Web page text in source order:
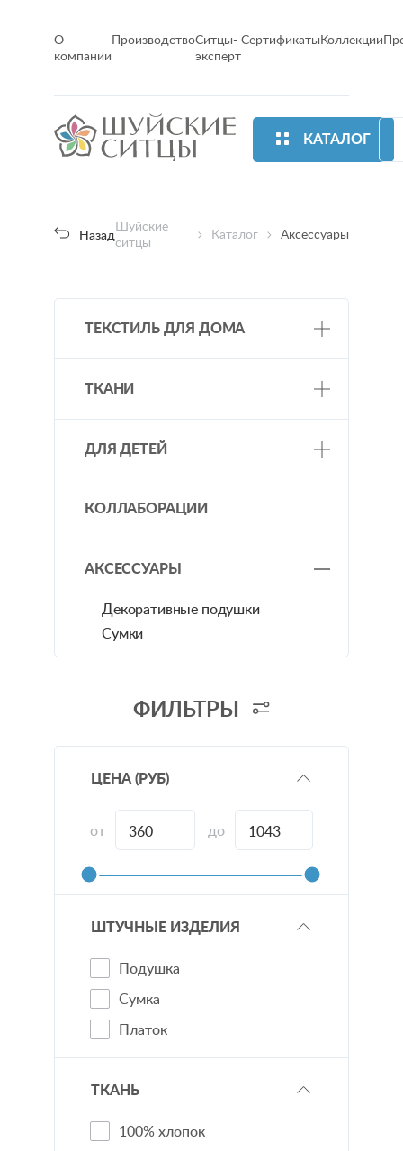
О
компании
ПроизводствоСитцы-
эксперт
СертификатыКоллекции
КАТАЛОГ
НазадШуйские
ситцы
Каталог Аксессуары
ТЕКСТИЛЬ ДЛЯ ДОМА
Одеяла/ подушки/ покрывала
Для кухни
Для ванной
ТКАНИ
Поплин
Перкаль
Полотенечная
Фланель
Тик
ДЛЯ ДЕТЕЙ
КОЛЛАБОРАЦИИ
АКСЕССУАРЫ
Декоративные подушки
Сумки
ФИЛЬТРЫ
ЦЕНА(РУБ)
от до
ШТУЧНЫЕ ИЗДЕЛИЯ
Подушка
Сумка
Платок
ТКАНЬ
100% хлопок